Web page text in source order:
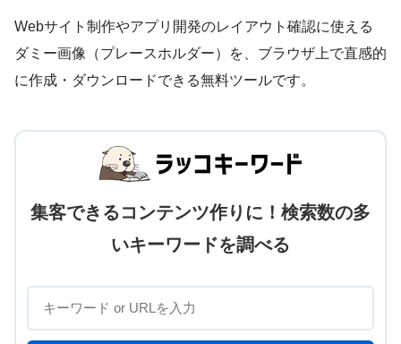
Webサイト制作やアプリ開発のレイアウト確認に使える
ダミー画像（プレースホルダー）を、ブラウザ上で直感的
に作成・ダウンロードできる無料ツールです。
集客できるコンテンツ作りに！検索数の多
いキーワードを調べる